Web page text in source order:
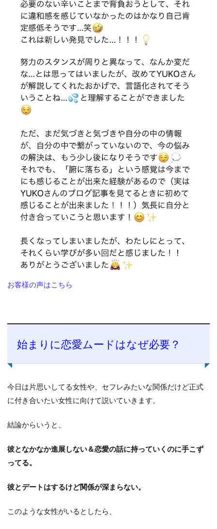
お客様の声はこちら
始まりに恋愛ムードはなぜ必要？
今日は片思いしてる女性や、セフレみたいな関係だけど正式
に付き合いたい女性に向けて説いていきます。
結論からいうと、
彼となかなか進展しない＆恋愛の話に持っていくのに手こず
ってる。
彼とデートはするけど関係が深まらない。
このような女性がいるとしたら、